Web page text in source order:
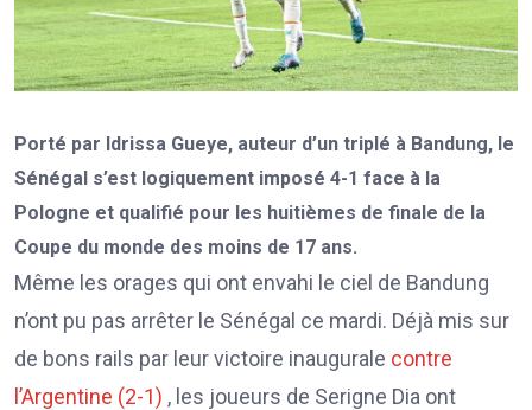
Porté par Idrissa Gueye, auteur d’un triplé à Bandung, le
Sénégal s’est logiquement imposé 4-1 face à la
Pologne et qualifié pour les huitièmes de finale de la
Coupe du monde des moins de 17 ans.
Même les orages qui ont envahi le ciel de Bandung
n’ont pu pas arrêter le Sénégal ce mardi. Déjà mis sur
de bons rails par leur victoire inaugurale contre
l’Argentine (2-1) , les joueurs de Serigne Dia ont